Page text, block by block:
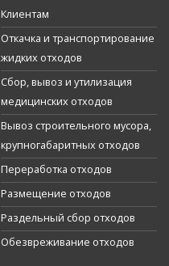
Клиентам
Откачка и транспортирование
жидких отходов
Сбор, вывоз и утилизация
медицинских отходов
Вывоз строительного мусора,
крупногабаритных отходов
Переработка отходов
Размещение отходов
Раздельный сбор отходов
Обезвреживание отходов